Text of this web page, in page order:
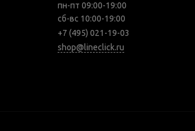
пн-пт 09:00-19:00
сб-вс 10:00-19:00
+7 (495) 021-19-03
shop@lineclick.ru